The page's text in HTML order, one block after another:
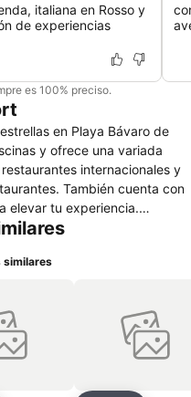
italiana en Rosso y
de experiencias
es 100% preciso.
en Playa Bávaro de
y ofrece una variada
internacionales y
También cuenta con
elevar tu experiencia.
podrás disfrutar de
y consta de 10 salas
de hasta 1,510 personas.
similares